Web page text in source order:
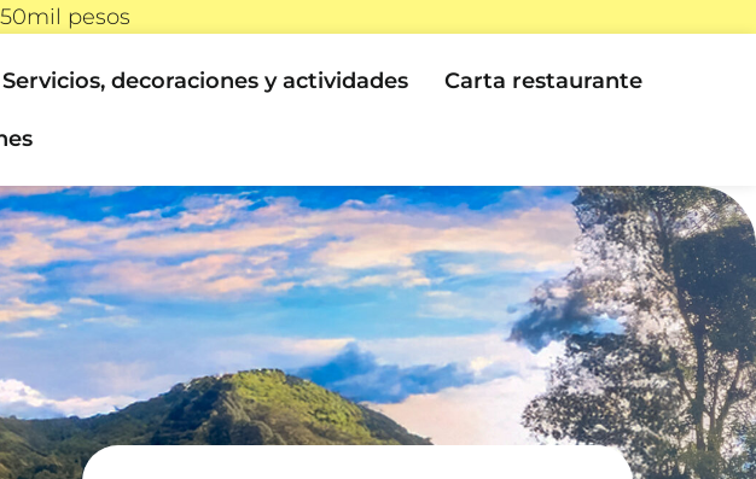
pesos
Servicios, decoraciones y actividades Carta restaurante